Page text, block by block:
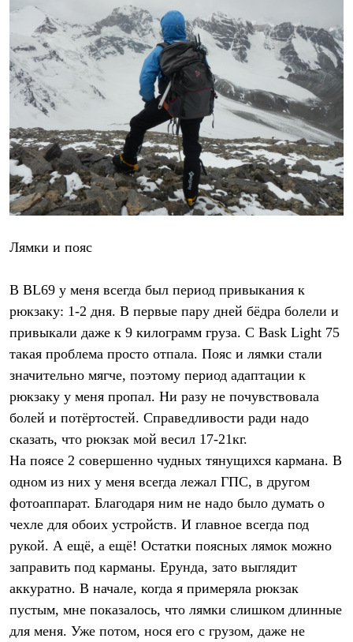
Лямки и пояс
В BL69 у меня всегда был период привыкания к
рюкзаку: 1-2 дня. В первые пару дней бёдра болели и
привыкали даже к 9 килограмм груза. С Bask Light 75
такая проблема просто отпала. Пояс и лямки стали
значительно мягче, поэтому период адаптации к
рюкзаку у меня пропал. Ни разу не почувствовала
болей и потёртостей. Справедливости ради надо
сказать, что рюкзак мой весил 17-21кг.
На поясе 2 совершенно чудных тянущихся кармана. В
одном из них у меня всегда лежал ГПС, в другом
фотоаппарат. Благодаря ним не надо было думать о
чехле для обоих устройств. И главное всегда под
рукой. А ещё, а ещё! Остатки поясных лямок можно
заправить под карманы. Ерунда, зато выглядит
аккуратно. В начале, когда я примеряла рюкзак
пустым, мне показалось, что лямки слишком длинные
для меня. Уже потом, нося его с грузом, даже не